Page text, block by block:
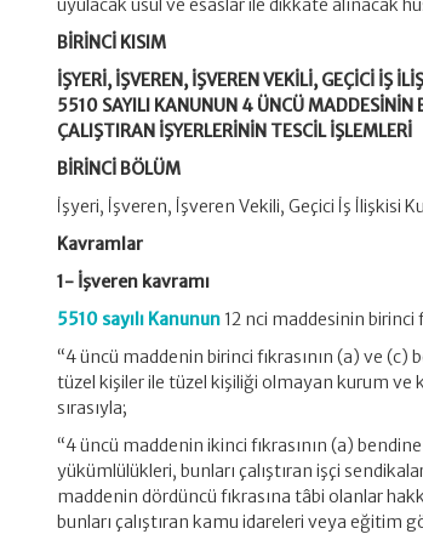
uyulacak usul ve esaslar ile dikkate alınacak
BİRİNCİ KISIM
İŞYERİ, İŞVEREN, İŞVEREN VEKİLİ, GEÇİCİ İŞ
5510 SAYILI KANUNUN 4 ÜNCÜ MADDESİNİN
ÇALIŞTIRAN İŞYERLERİNİN TESCİL İŞLEMLERİ
BİRİNCİ BÖLÜM
İşyeri, İşveren, İşveren Vekili, Geçici İş İlişkisi
Kavramlar
1- İşveren kavramı
5510 sayılı Kanunun 12 nci maddesinin birinci
“4 üncü maddenin birinci fıkrasının (a) ve (c)
tüzel kişiler ile tüzel kişiliği olmayan kurum ve
sırasıyla;
“4 üncü maddenin ikinci fıkrasının (a)
yükümlülükleri, bunları çalıştıran işçi
maddenin dördüncü fıkrasına tâbi olanlar
bunları çalıştıran kamu idareleri veya eğitim